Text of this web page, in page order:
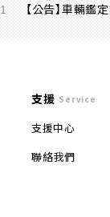
【公告】車輛鑑
支援 Service
支援中心
聯絡我們